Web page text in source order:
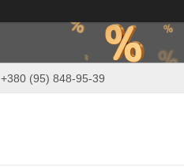
+380 (95) 848-95-39